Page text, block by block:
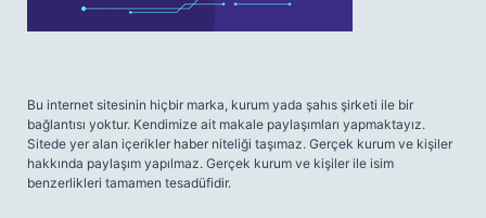
Bu internet sitesinin hiçbir marka, kurum yada şahıs şirketi ile bir
bağlantısı yoktur. Kendimize ait makale paylaşımları yapmaktayız.
Sitede yer alan içerikler haber niteliği taşımaz. Gerçek kurum ve kişiler
hakkında paylaşım yapılmaz. Gerçek kurum ve kişiler ile isim
benzerlikleri tamamen tesadüfidir.